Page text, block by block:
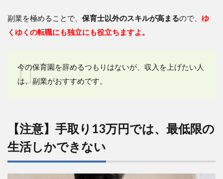
副業を極めることで、 保育士以外のスキルが高まるので、 ゆ
くゆくの転職にも独立にも役立ちますよ。
今の保育園を辞めるつもりはないが、収入を上げたい人
は、副業がおすすめです。
【注意】手取り13万円では、最低限の
生活しかできない